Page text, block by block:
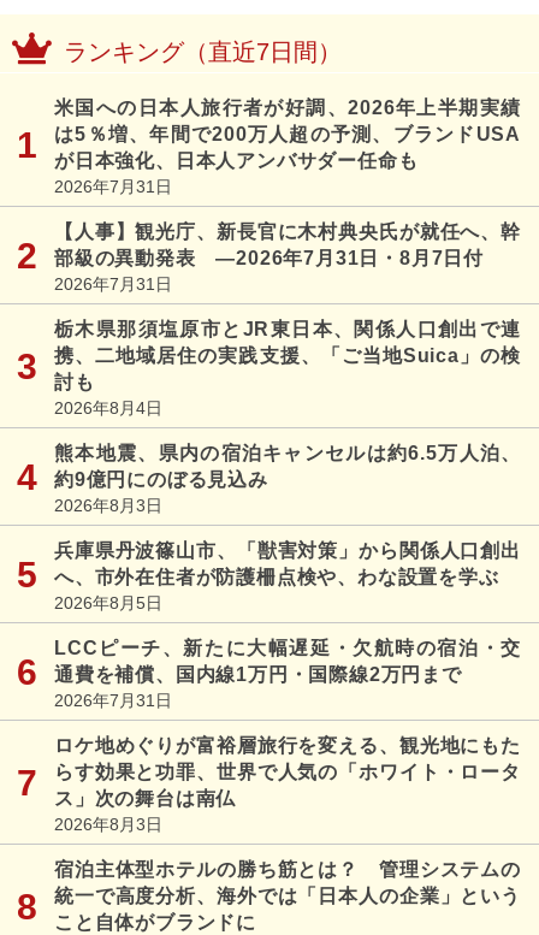
ランキング（直近7日間）
米国への日本人旅行者が好調、2026年上半期実績
は5％増、年間で200万人超の予測、ブランドUSA
が日本強化、日本人アンバサダー任命も
2026年7月31日
【人事】観光庁、新長官に木村典央氏が就任へ、幹
部級の異動発表 ―2026年7月31日・8月7日付
2026年7月31日
栃木県那須塩原市とJR東日本、関係人口創出で連
携、二地域居住の実践支援、「ご当地Suica」の検
討も
2026年8月4日
熊本地震、県内の宿泊キャンセルは約6.5万人泊、
約9億円にのぼる見込み
2026年8月3日
兵庫県丹波篠山市、「獣害対策」から関係人口創出
へ、市外在住者が防護柵点検や、わな設置を学ぶ
2026年8月5日
LCCピーチ、新たに大幅遅延・欠航時の宿泊・交
通費を補償、国内線1万円・国際線2万円まで
2026年7月31日
ロケ地めぐりが富裕層旅行を変える、観光地にもた
らす効果と功罪、世界で人気の「ホワイト・ロータ
ス」次の舞台は南仏
2026年8月3日
宿泊主体型ホテルの勝ち筋とは？ 管理システムの
統一で高度分析、海外では「日本人の企業」という
こと自体がブランドに